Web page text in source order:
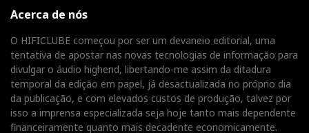
Distribuidor
Relacionado : Ajasom
Fazemos cinema! À sua medida...
Acerca de nós
O HIFICLUBE começou por ser um devaneio editorial, uma
tentativa de apostar nas novas tecnologias de informação para
divulgar o áudio highend, libertando-me assim da ditadura
temporal da edição em papel, já desactualizada no próprio dia
da publicação, e com elevados custos de produção, talvez por
isso a imprensa especializada seja hoje tanto mais dependente
financeiramente quanto mais decadente economicamente.